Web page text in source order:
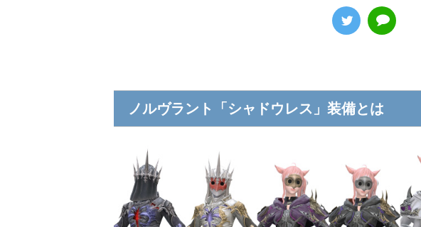
ノルヴラント「シャドウレス」装備とは